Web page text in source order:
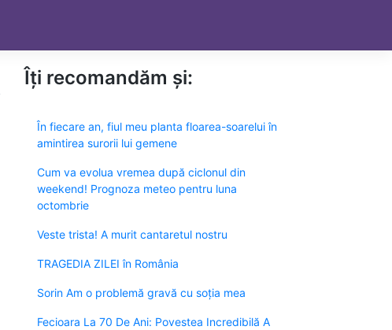
Îți recomandăm și:
În fiecare an, fiul meu planta floarea-soarelui în
amintirea surorii lui gemene
Cum va evolua vremea după ciclonul din
weekend! Prognoza meteo pentru luna
octombrie
Veste trista! A murit cantaretul nostru
TRAGEDIA ZILEI în România
Sorin Am o problemă gravă cu soția mea
Fecioara La 70 De Ani: Povestea Incredibilă A